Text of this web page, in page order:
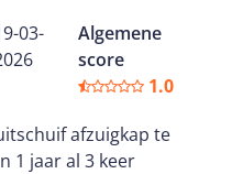
03-
Algemene
score
1.0
afzuigkap te
1 jaar al 3 keer